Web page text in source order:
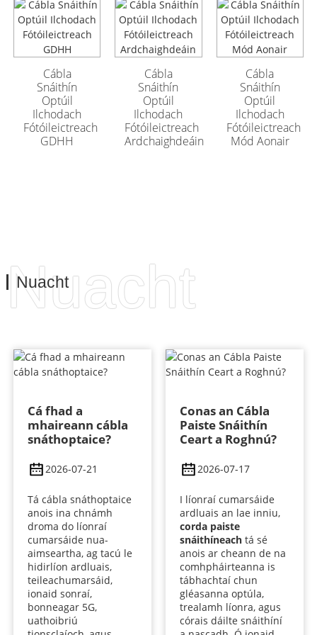
Cábla
Snáithín
Optúil
Ilchodach
Fótóileictreach
GDHH
Cábla
Snáithín
Optúil
Ilchodach
Fótóileictreach
Ardchaighdeáin
Cábla
Snáithín
Optúil
Ilchodach
Fótóileictreach
Mód Aonair
Cábla Optúil
Lasmuigh Armúrtha
GYFTA53 96 Croí
Cábla Optúil
Lasmuigh Armúrtha
GYFTA53 96 Croí
Nuacht
Nuacht
Cá fhad a
mhaireann cábla
snáthoptaice?
2026-07-21
Tá cábla snáthoptaice
anois ina chnámh
droma do líonraí
cumarsáide nua-
aimseartha, ag tacú le
hidirlíon ardluais,
teileachumarsáid,
ionaid sonraí,
bonneagar 5G,
uathoibriú
Conas an Cábla
Paiste Snáithín
Ceart a Roghnú?
2026-07-17
I líonraí cumarsáide
ardluais an lae inniu,
corda paiste
snáithíneachtá sé
anois ar cheann de na
comhpháirteanna is
tábhachtaí chun
gléasanna optúla,
trealamh líonra, agus
córais dáilte snáithíní